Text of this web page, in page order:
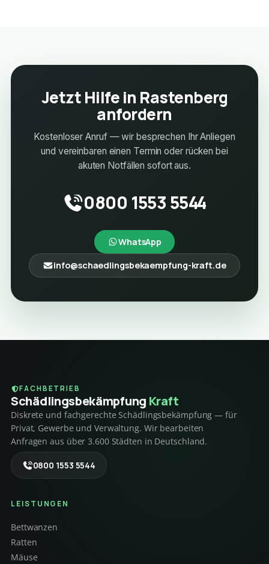
Jetzt Hilfe in Rastenberg
anfordern
Kostenloser Anruf — wir besprechen Ihr Anliegen
und vereinbaren einen Termin oder rücken bei
akuten Notfällen sofort aus.
0800 1553 5544
WhatsApp
info@schaedlingsbekaempfung-kraft.de
FACHBETRIEB
Schädlings­bekämpfung Kraft
Diskrete und fachgerechte Schädlingsbekämpfung — für
Privat, Gewerbe und Verwaltung. Wir bearbeiten
Anfragen aus über 3.600 Städten in Deutschland.
0800 1553 5544
LEISTUNGEN
Bettwanzen
Ratten
Mäuse